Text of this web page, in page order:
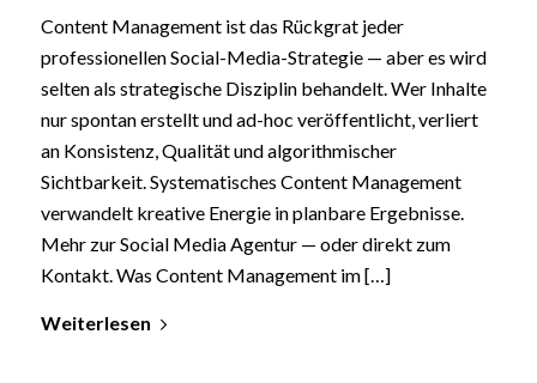
Content Management ist das Rückgrat jeder
professionellen Social-Media-Strategie — aber es wird
selten als strategische Disziplin behandelt. Wer Inhalte
nur spontan erstellt und ad-hoc veröffentlicht, verliert
an Konsistenz, Qualität und algorithmischer
Sichtbarkeit. Systematisches Content Management
verwandelt kreative Energie in planbare Ergebnisse.
Mehr zur Social Media Agentur — oder direkt zum
Kontakt. Was Content Management im […]
Weiterlesen